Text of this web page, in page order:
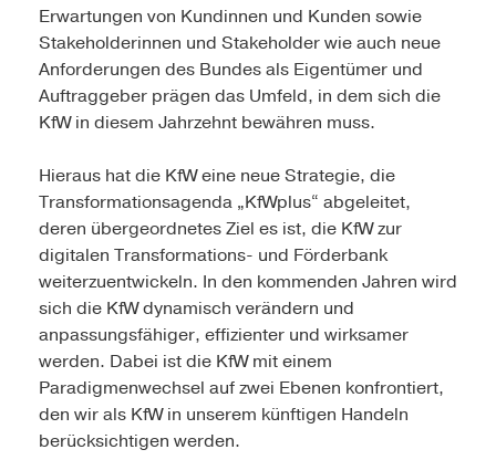
Erwartungen von Kundinnen und Kunden sowie
Stakeholderinnen und Stakeholder wie auch neue
Anforderungen des Bundes als Eigentümer und
Auftraggeber prägen das Umfeld, in dem sich die
KfW in diesem Jahrzehnt bewähren muss.
Hieraus hat die KfW eine neue Strategie, die
Transformationsagenda „KfWplus“ abgeleitet,
deren übergeordnetes Ziel es ist, die KfW zur
digitalen Transformations- und Förderbank
weiterzuentwickeln. In den kommenden Jahren wird
sich die KfW dynamisch verändern und
anpassungsfähiger, effizienter und wirksamer
werden. Dabei ist die KfW mit einem
Paradigmenwechsel auf zwei Ebenen konfrontiert,
den wir als KfW in unserem künftigen Handeln
berücksichtigen werden.